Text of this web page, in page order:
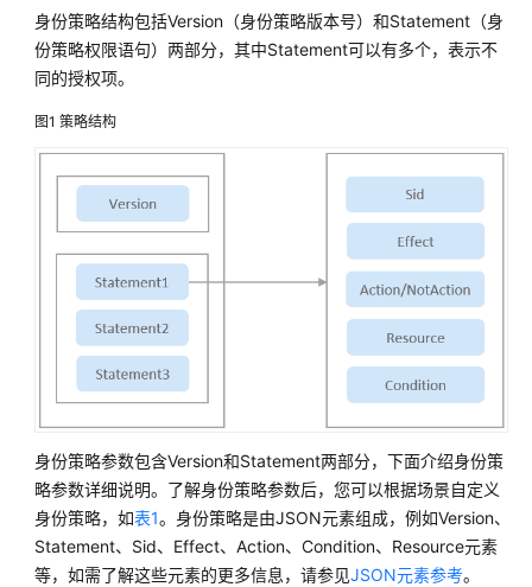
作
件
调
API
实
践
SDK
参
考
身份策略结构包括Version（身份策略版本号）和Statement（身
份策略权限语句）两部分，其中Statement可以有多个，表示不
同的授权项。
图1 策略结构
身份策略参数包含Version和Statement两部分，下面介绍身份策
略参数详细说明。了解身份策略参数后，您可以根据场景自定义
身份策略，如表1。身份策略是由JSON元素组成，例如Version、
Statement、Sid、Effect、Action、Condition、Resource元素
等，如需了解这些元素的更多信息，请参见JSON元素参考。